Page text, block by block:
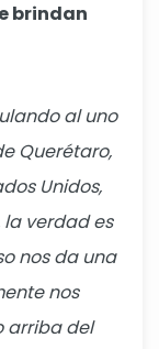
brindan
al uno
Querétaro,
Unidos,
la verdad es
nos da una
nos
arriba del